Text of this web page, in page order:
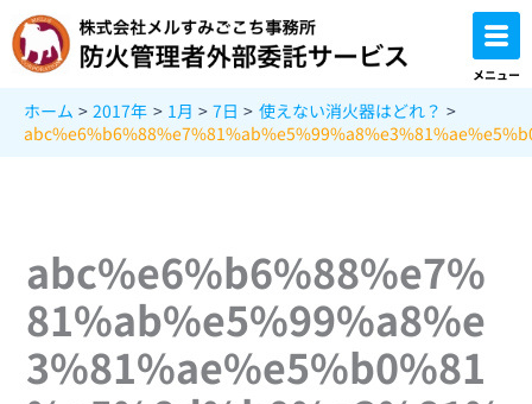
容
を
メニュー
ホーム 2017年 1月 7日
使えない消火器はどれ？
abc%e6%b6%88%e7%
81%ab%e5%99%a8%e
3%81%ae%e5%b0%81